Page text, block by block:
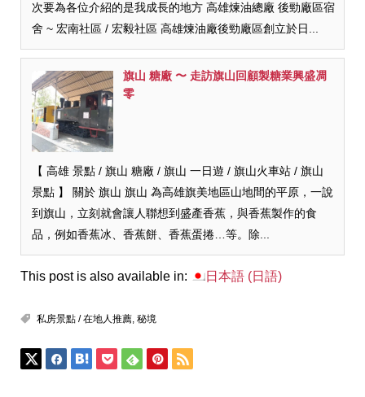
次要為各位介紹的是我成長的地方 高雄煉油總廠 後勁廠區宿
舍 ~ 宏南社區 / 宏毅社區 高雄煉油廠後勁廠區創立於日...
旗山 糖廠 〜 走訪旗山回顧製糖業興盛凋
零
【 高雄 景點 / 旗山 糖廠 / 旗山 一日遊 / 旗山火車站 / 旗山
景點 】 關於 旗山 旗山 為高雄旗美地區山地間的平原，一說
到旗山，立刻就會讓人聯想到盛產香蕉，與香蕉製作的食
品，例如香蕉冰、香蕉餅、香蕉蛋捲…等。除...
This post is also available in: 日本語(日語)
私房景點 / 在地人推薦, 秘境